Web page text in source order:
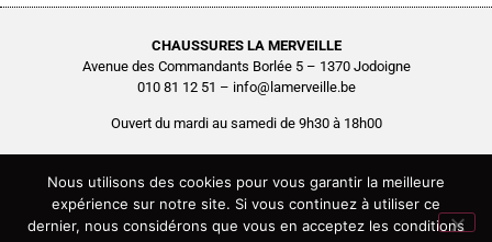
CHAUSSURES LA MERVEILLE
Avenue des Commandants Borlée 5 – 1370 Jodoigne
010 81 12 51 – info@lamerveille.be
Ouvert du mardi au samedi de 9h30 à 18h00
Chaussures Quertémont SRL
BCE0416.261.048
Copyright © 2026 Chaussures La Merveille – Tous droits réservés
Site réalisé par
Nous utilisons des cookies pour vous garantir la meilleure
expérience sur notre site. Si vous continuez à utiliser ce
dernier, nous considérons que vous en acceptez les conditions